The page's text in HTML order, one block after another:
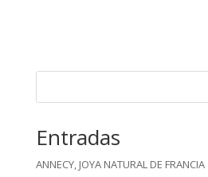
Entradas
ANNECY, JOYA NATURAL DE FRANCIA